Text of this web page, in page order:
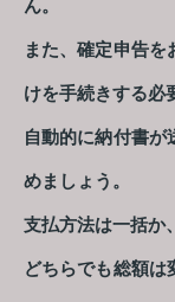
ん。
また、確定申告
けを手続きする必
自動的に納付書が
めましょう。
支払方法は一括か
どちらでも総額は